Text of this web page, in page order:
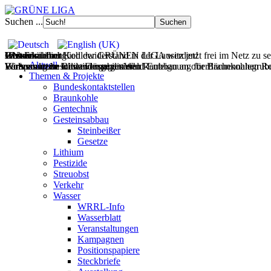
Suchen ...
Filmdoku über Kohlewiderstand in der Lausitz jetzt frei im Netz zu
Gesteinsabbau
Wir vernetzen Initiativen gegen den Raubbau an oberflächennahen
Wasser
Europas letzte wilde Flüsse retten!
Wohnen
Wohnraum im Bestand mobilisieren!
UNverkäuflich!
Verfassungsbeschwerde gegen Wald-Enteignung für
Jetzt Fördermitglied der GRÜNEN LIGA werden!
Aktuell
Themen & Projekte
Bundeskontaktstellen
Braunkohle
Gentechnik
Gesteinsabbau
Steinbeißer
Gesetze
Lithium
Pestizide
Streuobst
Verkehr
Wasser
WRRL-Info
Wasserblatt
Veranstaltungen
Kampagnen
Positionspapiere
Steckbriefe